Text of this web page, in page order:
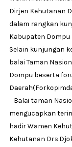
Dirjen Kehutanan
dalam rangkan
Kabupaten Dompu
Selain kunjungan
balai Taman
Dompu beserta
Balai taman
mengucapkan
hadir Wamen
Kehutanan